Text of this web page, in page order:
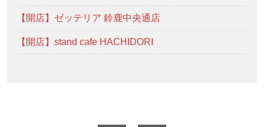
【開店】ゼッテリア 鈴鹿中央通店
【開店】stand cafe HACHIDORI